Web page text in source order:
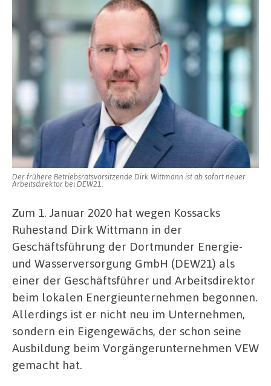
Der frühere Betriebsratsvorsitzende Dirk Wittmann ist ab sofort neuer
Arbeitsdirektor bei DEW21.
Zum 1. Januar 2020 hat wegen Kossacks
Ruhestand Dirk Wittmann in der
Geschäftsführung der Dortmunder Energie-
und Wasserversorgung GmbH (DEW21) als
einer der Geschäftsführer und Arbeitsdirektor
beim lokalen Energieunternehmen begonnen.
Allerdings ist er nicht neu im Unternehmen,
sondern ein Eigengewächs, der schon seine
Ausbildung beim Vorgängerunternehmen VEW
gemacht hat.